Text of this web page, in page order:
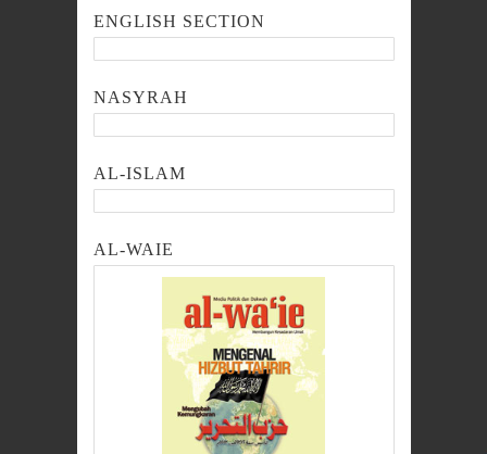
ENGLISH SECTION
NASYRAH
AL-ISLAM
AL-WAIE